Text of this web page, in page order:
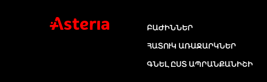
ԲԱԺԻՆՆԵՐ
ՀԱՏՈՒԿ ԱՌԱՋԱՐԿՆԵՐ
ԳՆԵԼ ԸՍՏ ԱՊՐԱՆՔԱՆԻՇԻ